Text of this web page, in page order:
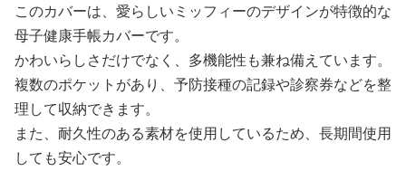
このカバーは、愛らしいミッフィーのデザインが特徴的な
母子健康手帳カバーです。
かわいらしさだけでなく、多機能性も兼ね備えています。
複数のポケットがあり、予防接種の記録や診察券などを整
理して収納できます。
また、耐久性のある素材を使用しているため、長期間使用
しても安心です。